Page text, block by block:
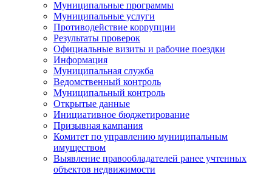
Муниципальные программы
Муниципальные услуги
Противодействие коррупции
Результаты проверок
Официальные визиты и рабочие поездки
Информация
Муниципальная служба
Ведомственный контроль
Муниципальный контроль
Открытые данные
Инициативное бюджетирование
Призывная кампания
Комитет по управлению муниципальным
имуществом
Выявление правообладателей ранее учтенных
объектов недвижимости